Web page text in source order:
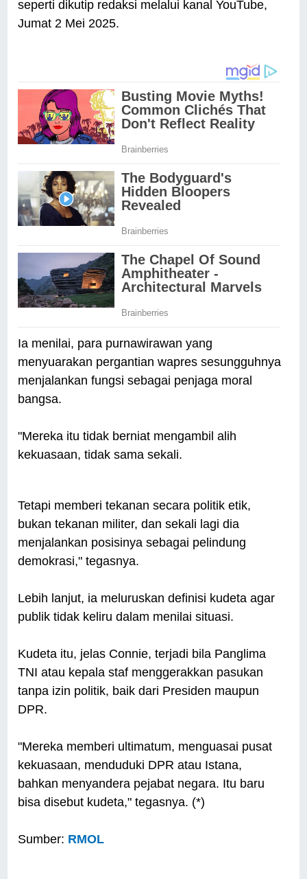
seperti dikutip redaksi melalui kanal YouTube,
Jumat 2 Mei 2025.
Ia menilai, para purnawirawan yang
menyuarakan pergantian wapres sesungguhnya
menjalankan fungsi sebagai penjaga moral
bangsa.
"Mereka itu tidak berniat mengambil alih
kekuasaan, tidak sama sekali.
Tetapi memberi tekanan secara politik etik,
bukan tekanan militer, dan sekali lagi dia
menjalankan posisinya sebagai pelindung
demokrasi," tegasnya.
Lebih lanjut, ia meluruskan definisi kudeta agar
publik tidak keliru dalam menilai situasi.
Kudeta itu, jelas Connie, terjadi bila Panglima
TNI atau kepala staf menggerakkan pasukan
tanpa izin politik, baik dari Presiden maupun
DPR.
"Mereka memberi ultimatum, menguasai pusat
kekuasaan, menduduki DPR atau Istana,
bahkan menyandera pejabat negara. Itu baru
bisa disebut kudeta," tegasnya. (*)
Sumber: RMOL